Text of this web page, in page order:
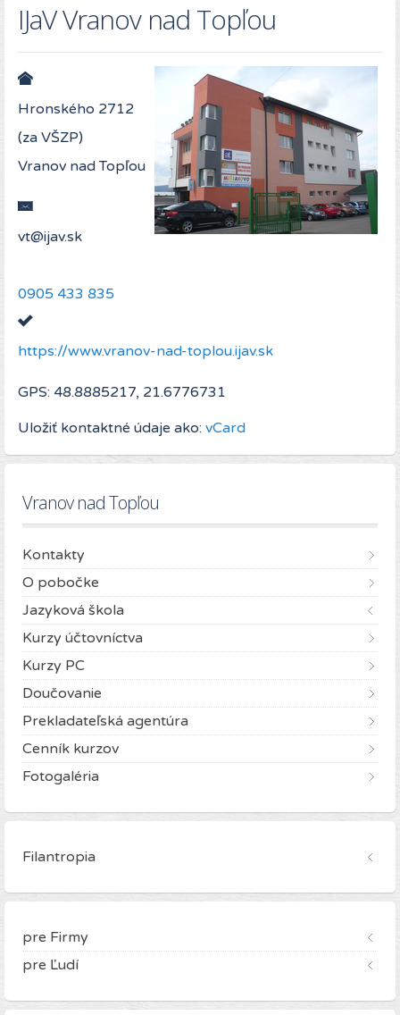
IJaV Vranov nad Topľou
Hronského 2712
(za VŠZP)
Vranov nad Topľou
0905 433 835
https://www.vranov-nad-toplou.ijav.sk
GPS: 48.8885217, 21.6776731
Uložiť kontaktné údaje ako: vCard
Vranov nad Topľou
Kontakty
O pobočke
Jazyková škola
Kurzy účtovníctva
Kurzy PC
Doučovanie
Prekladateľská agentúra
Cenník kurzov
Fotogaléria
Filantropia
pre Firmy
pre Ľudí